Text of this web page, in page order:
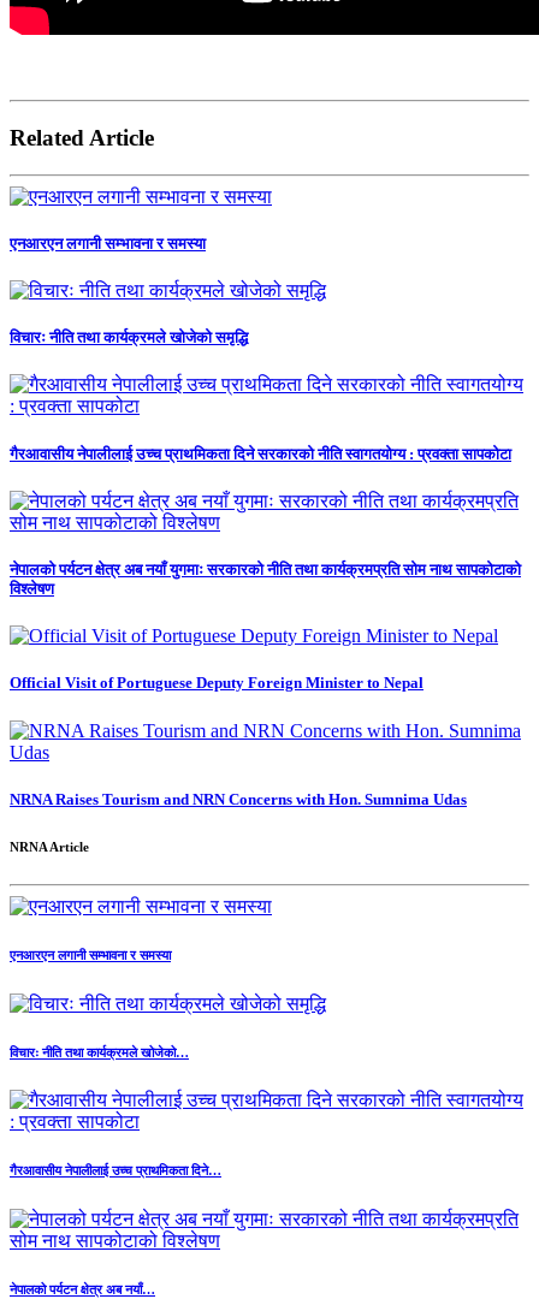
Related Article
एनआरएन लगानी सम्भावना र समस्या
विचारः नीति तथा कार्यक्रमले खोजेको समृद्धि
गैरआवासीय नेपालीलाई उच्च प्राथमिकता दिने सरकारको नीति स्वागतयोग्य : प्रवक्ता सापकोटा
नेपालको पर्यटन क्षेत्र अब नयाँ युगमाः सरकारको नीति तथा कार्यक्रमप्रति सोम नाथ सापकोटाको
विश्लेषण
Official Visit of Portuguese Deputy Foreign Minister to Nepal
NRNA Raises Tourism and NRN Concerns with Hon. Sumnima Udas
NRNA Article
एनआरएन लगानी सम्भावना र समस्या
विचारः नीति तथा कार्यक्रमले खोजेको…
गैरआवासीय नेपालीलाई उच्च प्राथमिकता दिने…
नेपालको पर्यटन क्षेत्र अब नयाँ…